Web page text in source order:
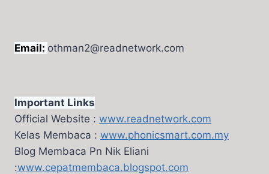
Email: othman2@readnetwork.com
Important Links
Official Website : www.readnetwork.com
Kelas Membaca : www.phonicsmart.com.my
Blog Membaca Pn Nik Eliani
:www.cepatmembaca.blogspot.com